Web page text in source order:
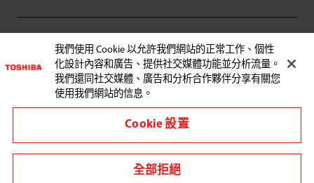
服務支援
與東芝聯繫:
我們使用 Cookie 以允許我們網站的正常工作、個性
化設計內容和廣告、提供社交媒體功能並分析流量。
我們還同社交媒體、廣告和分析合作夥伴分享有關您
使用我們網站的信息。
Cookie 設置
全部拒絕